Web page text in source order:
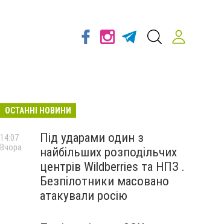
ОСТАННІ НОВИНИ
Під ударами один з
найбільших розподільчих
центрів Wildberries та НПЗ .
Безпілотники масовано
атакували росію
14:07
Вчора